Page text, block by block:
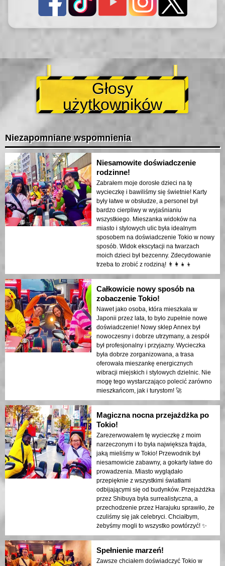
Głosy
użytkowników
Niezapomniane wspomnienia
Niesamowite doświadczenie
rodzinne!
Zabrałem moje dorosłe dzieci na tę
wycieczkę i bawiliśmy się świetnie! Karty
były łatwe w obsłudze, a personel był
bardzo cierpliwy w wyjaśnianiu
wszystkiego. Mieszanka widoków na
miasto i stylowych ulic była idealnym
sposobem na doświadczenie Tokio w nowy
sposób. Widok ekscytacji na twarzach
moich dzieci był bezcenny. Zdecydowanie
trzeba to zrobić z rodziną! 👨‍👩‍👧‍👦
Całkowicie nowy sposób na
zobaczenie Tokio!
Nawet jako osoba, która mieszkała w
Japonii przez lata, to było zupełnie nowe
doświadczenie! Nowy sklep Annex był
nowoczesny i dobrze utrzymany, a zespół
był profesjonalny i przyjazny. Wycieczka
była dobrze zorganizowana, a trasa
oferowała mieszankę energicznych
wibracji miejskich i stylowych dzielnic. Nie
mogę tego wystarczająco polecić zarówno
mieszkańcom, jak i turystom! 🚀
Magiczna nocna przejażdżka po
Tokio!
Zarezerwowałem tę wycieczkę z moim
narzeczonym i to była największa frajda,
jaką mieliśmy w Tokio! Przewodnik był
niesamowicie zabawny, a gokarty łatwe do
prowadzenia. Miasto wyglądało
przepięknie z wszystkimi światłami
odbijającymi się od budynków. Przejażdżka
przez Shibuya była surrealistyczna, a
przechodzenie przez Harajuku sprawiło, że
czuliśmy się jak celebryci. Chciałbym,
żebyśmy mogli to wszystko powtórzyć! ✨
Spełnienie marzeń!
Zawsze chciałem doświadczyć Tokio w